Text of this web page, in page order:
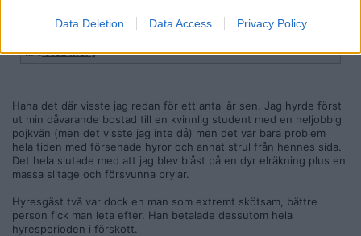
Data Deletion Data Access Privacy Policy
tjejmiddagar och festandet precis som svenska tjejer lever
Jag har kommit till insikten att killar är mer skötsamma och
vänner och bekanta att man har lägenhet innan för tullarna
som inte är deras egna. Därför vill jag varna er som ska hyra
er bostad i andrahands, hyr aldrig ut till unga tjejer under 35
år. Som sagt det finns undantag men nu pratar jag om
majoriteten i de större städerna.
…[ Visa mer ]
Haha det där visste jag redan för ett antal år sen. Jag hyrde först
ut min dåvarande bostad till en kvinnlig student med en heljobbig
pojkvän (men det visste jag inte då) men det var bara problem
hela tiden med försenade hyror och annat strul från hennes sida.
Det hela slutade med att jag blev blåst på en dyr elräkning plus en
massa slitage och försvunna prylar.
Hyresgäst två var dock en man som extremt skötsam, bättre
person fick man leta efter. Han betalade dessutom hela
hyresperioden i förskott.